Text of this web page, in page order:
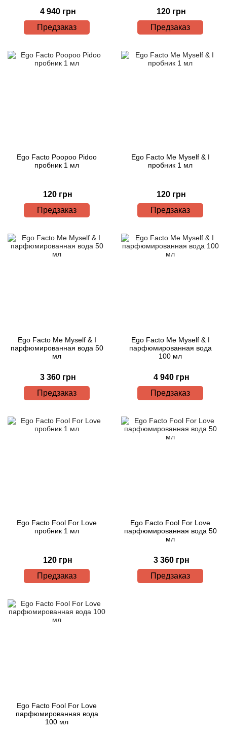
4 940 грн
Предзаказ
120 грн
Предзаказ
Ego Facto Poopoo Pidoo
пробник 1 мл
120 грн
Предзаказ
Ego Facto Me Myself & I
пробник 1 мл
120 грн
Предзаказ
Ego Facto Me Myself & I
парфюмированная вода 50
мл
3 360 грн
Предзаказ
Ego Facto Me Myself & I
парфюмированная вода
100 мл
4 940 грн
Предзаказ
Ego Facto Fool For Love
пробник 1 мл
120 грн
Предзаказ
Ego Facto Fool For Love
парфюмированная вода 50
мл
3 360 грн
Предзаказ
Ego Facto Fool For Love
парфюмированная вода
100 мл